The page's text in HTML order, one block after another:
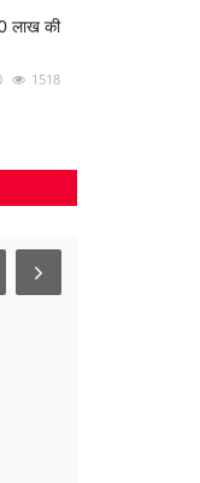
लाख की
1518